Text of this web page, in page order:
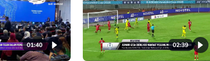
01:40 02:39